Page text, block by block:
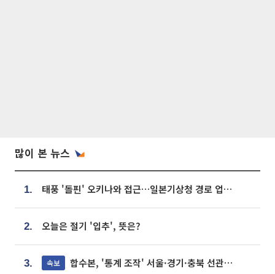
많이 본 뉴스
1. 태풍 '돌핀' 오키나와 접근…일본기상청 경로 업데이트
2. 오늘은 절기 '입추', 뜻은?
3. 속보 합수본, '통계 조작' 서울·경기·충북 선관위 등 추가 압수수색